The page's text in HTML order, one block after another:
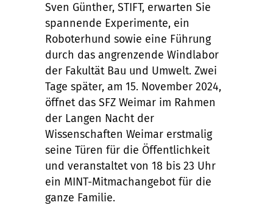
Sven Günther, STIFT, erwarten Sie
spannende Experimente, ein
Roboterhund sowie eine Führung
durch das angrenzende Windlabor
der Fakultät Bau und Umwelt. Zwei
Tage später, am 15. November 2024,
öffnet das SFZ Weimar im Rahmen
der Langen Nacht der
Wissenschaften Weimar erstmalig
seine Türen für die Öffentlichkeit
und veranstaltet von 18 bis 23 Uhr
ein MINT-Mitmachangebot für die
ganze Familie.